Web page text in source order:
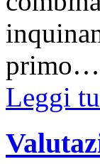
primo…
Leggi